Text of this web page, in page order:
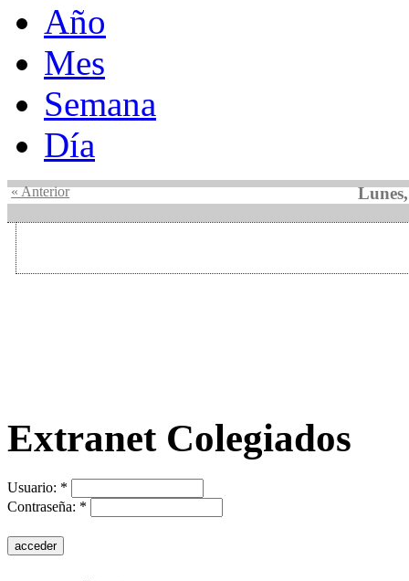
Año
Mes
Semana
Día
« Anterior
Extranet Colegiados
Usuario: *
Contraseña: *